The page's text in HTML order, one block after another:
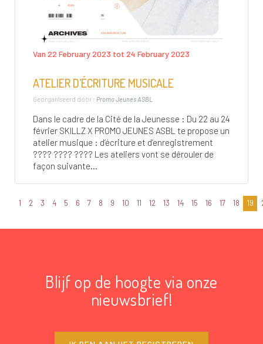
Van 22 February 2023 tot 24 February 2023
ATELIER D’ÉCRITURE MUSICALE
Georganiseerd door : Promo Jeunes ASBL
Dans le cadre de la Cité de la Jeunesse : Du 22 au 24
février SKILLZ X PROMO JEUNES ASBL te propose un
atelier musique : d’écriture et d’enregistrement
???? ???? ???? Les ateliers vont se dérouler de
façon suivante...
1 2 3 4 5 6 7 8 9 10 11 12 13 14 15 16 17 18 19
Blijf op de hoogte via onze
nieuwsbrief!